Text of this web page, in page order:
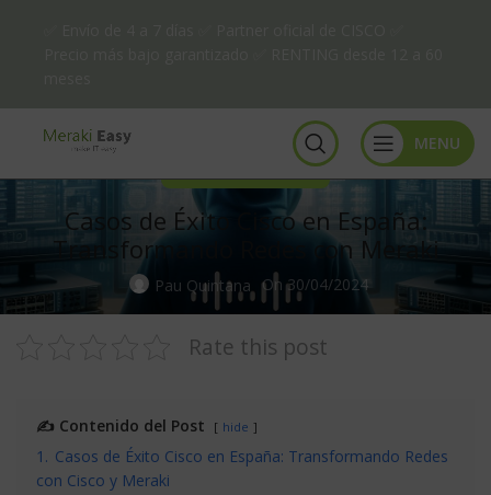
MENU
TEMAS DE ACTUALIDAD
Casos de Éxito Cisco en España:
Transformando Redes con Meraki
Pau Quintana On 30/04/2024
Rate this post
✍️ Contenido del Post hide
1. Casos de Éxito Cisco en España: Transformando Redes
con Cisco y Meraki